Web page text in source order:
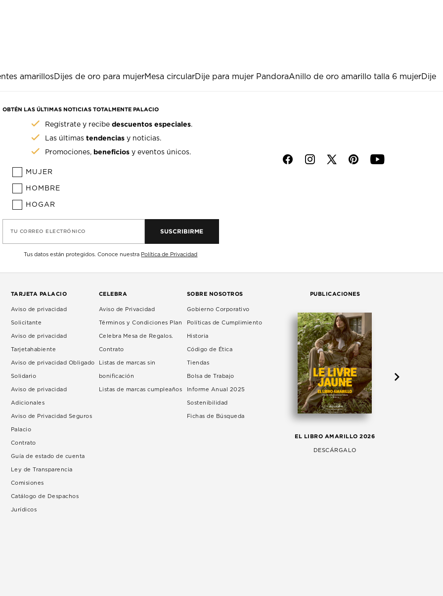
amarillosDijes de oro para mujerMesa circularDije para mujer PandoraAnillo de oro amarillo talla 6 mujerDije
OBTÉN LAS ÚLTIMAS NOTICIAS TOTALMENTE PALACIO
Regístrate y recibedescuentos especiales.
Las últimastendencias y noticias.
Promociones, beneficios y eventos únicos.
MUJER
HOMBRE
HOGAR
TU CORREO ELECTRÓNICO SUSCRIBIRME
Tus datos están protegidos. Conoce nuestra Política de Privacidad
f i p y
TARJETA PALACIO
Aviso de privacidad
Solicitante
Aviso de privacidad
Tarjetahabiente
Aviso de privacidad Obligado
Solidario
Aviso de privacidad
Adicionales
Aviso de Privacidad Seguros
Palacio
Contrato
Guía de estado de cuenta
Ley de Transparencia
Comisiones
Catálogo de Despachos
Jurídicos
CELEBRA
Aviso de Privacidad
Términos y Condiciones Plan
Celebra Mesa de Regalos.
Contrato
Listas de marcas sin
bonificación
Listas de marcas cumpleaños
SOBRE NOSOTROS
Gobierno Corporativo
Políticas de Cumplimiento
Historia
Código de Ética
Tiendas
Bolsa de Trabajo
Informe Anual 2025
Sostenibilidad
Fichas de Búsqueda
PUBLICACIONES
EL LIBRO AMARILLO 2026
DESCÁRGALO